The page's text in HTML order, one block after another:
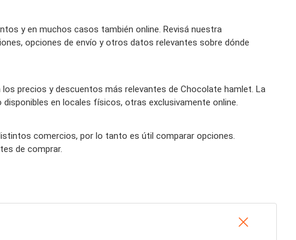
y en muchos casos también online. Revisá nuestra
opciones de envío y otros datos relevantes sobre dónde
precios y descuentos más relevantes de Chocolate hamlet. La
en locales físicos, otras exclusivamente online.
comercios, por lo tanto es útil comparar opciones.
de comprar.